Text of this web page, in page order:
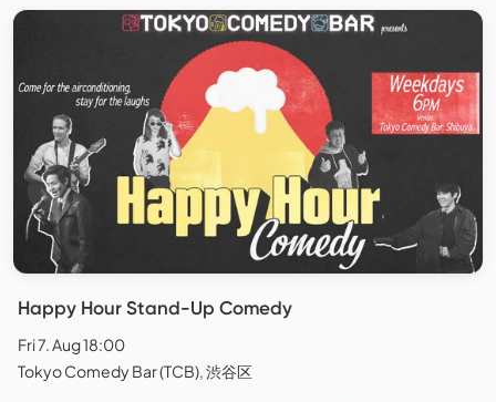
Happy Hour Stand-Up Comedy
Fri 7. Aug 18:00
Tokyo Comedy Bar (TCB), 渋谷区